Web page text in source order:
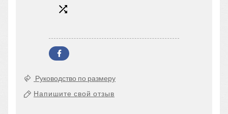

Руководство по размеру
Напишите свой отзыв